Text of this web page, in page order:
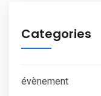
Categories
évènement